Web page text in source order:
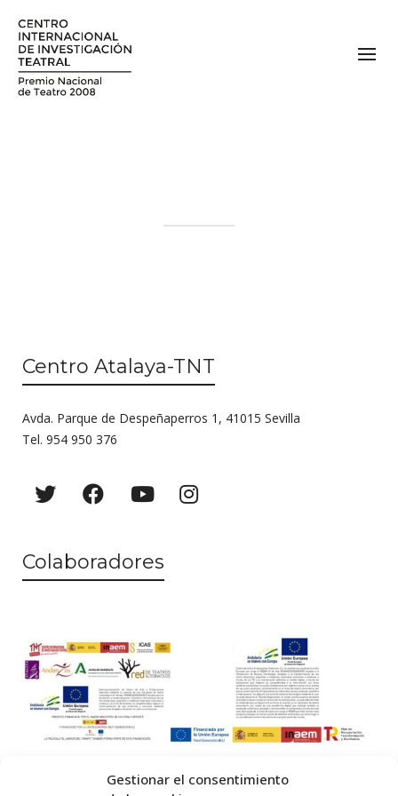
Gestionar el consentimiento
Centro Atalaya-TNT
Avda. Parque de Despeñaperros 1, 41015 Sevilla
Tel. 954 950 376
Colaboradores